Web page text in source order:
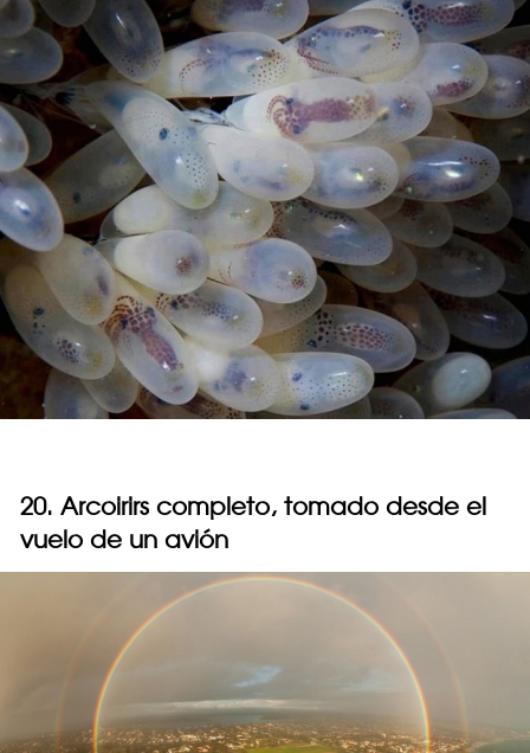
20. Arcoirirs completo, tomado desde el
vuelo de un avión